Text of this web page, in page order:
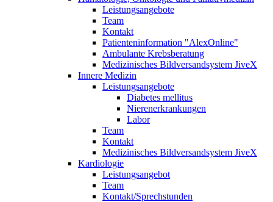
Leistungsangebote
Team
Kontakt
Patienteninformation "AlexOnline"
Ambulante Krebsberatung
Medizinisches Bildversandsystem JiveX
Innere Medizin
Leistungsangebote
Diabetes mellitus
Nierenerkrankungen
Labor
Team
Kontakt
Medizinisches Bildversandsystem JiveX
Kardiologie
Leistungsangebot
Team
Kontakt/Sprechstunden